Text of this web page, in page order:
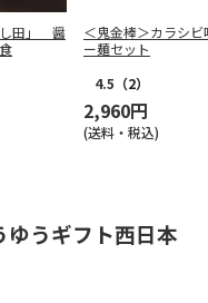
し田」 醤
＜鬼金棒＞カラシビ
ー麺セット
4.5 （2）
2,960円
(送料・税込)
うギフト西日本